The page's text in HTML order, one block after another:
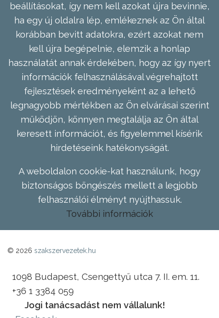
beállításokat, így nem kell azokat újra bevinnie,
ha egy új oldalra lép, emlékeznek az Ön által
korábban bevitt adatokra, ezért azokat nem
kell újra begépelnie, elemzik a honlap
használatát annak érdekében, hogy az így nyert
információk felhasználásával végrehajtott
fejlesztések eredményeként az a lehető
legnagyobb mértékben az Ön elvárásai szerint
működjön, könnyen megtalálja az Ön által
keresett információt, és figyelemmel kísérik
hirdetéseink hatékonyságát.
A weboldalon cookie-kat használunk, hogy
biztonságos böngészés mellett a legjobb
felhasználói élményt nyújthassuk.
További információk
© 2026 szakszervezetek.hu
1098 Budapest, Csengettyű utca 7. II. em. 11.
+36 1 3384 059
Jogi tanácsadást nem vállalunk!